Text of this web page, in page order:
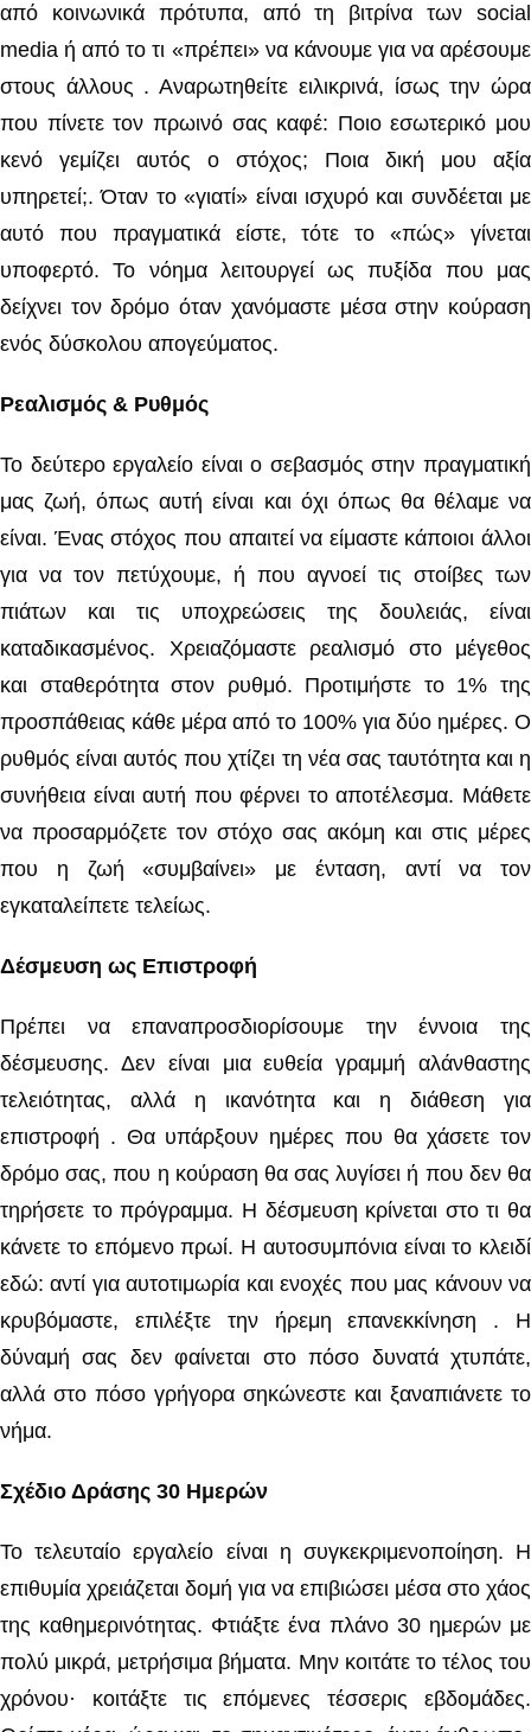
από κοινωνικά πρότυπα, από τη βιτρίνα των social
media ή από το τι «πρέπει» να κάνουμε για να αρέσουμε
στους άλλους . Αναρωτηθείτε ειλικρινά, ίσως την ώρα
που πίνετε τον πρωινό σας καφέ: Ποιο εσωτερικό μου
κενό γεμίζει αυτός ο στόχος; Ποια δική μου αξία
υπηρετεί;. Όταν το «γιατί» είναι ισχυρό και συνδέεται με
αυτό που πραγματικά είστε, τότε το «πώς» γίνεται
υποφερτό. Το νόημα λειτουργεί ως πυξίδα που μας
δείχνει τον δρόμο όταν χανόμαστε μέσα στην κούραση
ενός δύσκολου απογεύματος.
Ρεαλισμός & Ρυθμός
Το δεύτερο εργαλείο είναι ο σεβασμός στην πραγματική
μας ζωή, όπως αυτή είναι και όχι όπως θα θέλαμε να
είναι. Ένας στόχος που απαιτεί να είμαστε κάποιοι άλλοι
για να τον πετύχουμε, ή που αγνοεί τις στοίβες των
πιάτων και τις υποχρεώσεις της δουλειάς, είναι
καταδικασμένος. Χρειαζόμαστε ρεαλισμό στο μέγεθος
και σταθερότητα στον ρυθμό. Προτιμήστε το 1% της
προσπάθειας κάθε μέρα από το 100% για δύο ημέρες. Ο
ρυθμός είναι αυτός που χτίζει τη νέα σας ταυτότητα και η
συνήθεια είναι αυτή που φέρνει το αποτέλεσμα. Μάθετε
να προσαρμόζετε τον στόχο σας ακόμη και στις μέρες
που η ζωή «συμβαίνει» με ένταση, αντί να τον
εγκαταλείπετε τελείως.
Δέσμευση ως Επιστροφή
Πρέπει να επαναπροσδιορίσουμε την έννοια της
δέσμευσης. Δεν είναι μια ευθεία γραμμή αλάνθαστης
τελειότητας, αλλά η ικανότητα και η διάθεση για
επιστροφή . Θα υπάρξουν ημέρες που θα χάσετε τον
δρόμο σας, που η κούραση θα σας λυγίσει ή που δεν θα
τηρήσετε το πρόγραμμα. Η δέσμευση κρίνεται στο τι θα
κάνετε το επόμενο πρωί. Η αυτοσυμπόνια είναι το κλειδί
εδώ: αντί για αυτοτιμωρία και ενοχές που μας κάνουν να
κρυβόμαστε, επιλέξτε την ήρεμη επανεκκίνηση . Η
δύναμή σας δεν φαίνεται στο πόσο δυνατά χτυπάτε,
αλλά στο πόσο γρήγορα σηκώνεστε και ξαναπιάνετε το
νήμα.
Σχέδιο Δράσης 30 Ημερών
Το τελευταίο εργαλείο είναι η συγκεκριμενοποίηση. Η
επιθυμία χρειάζεται δομή για να επιβιώσει μέσα στο χάος
της καθημερινότητας. Φτιάξτε ένα πλάνο 30 ημερών με
πολύ μικρά, μετρήσιμα βήματα. Μην κοιτάτε το τέλος του
χρόνου· κοιτάξτε τις επόμενες τέσσερις εβδομάδες.